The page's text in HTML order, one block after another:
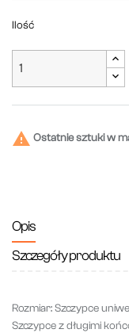
Ilość
 Ostatnie sztuki w
Opis
Szczegóły produktu
Rozmiar: Szczypce
Szczypce z długimi